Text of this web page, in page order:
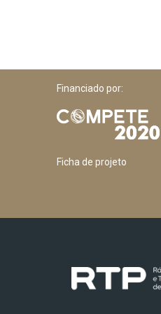
Financiado por:
Ficha de projeto